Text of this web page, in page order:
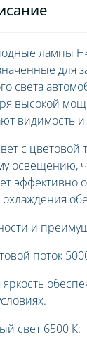
лампы
для
света
высокой
видимость и
с цветовой
освещению,
эффективно
охлаждения
и
поток
яркость
свет 6500 К: